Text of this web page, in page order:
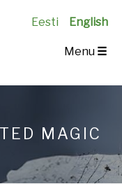
Eesti English
Menu ☰
MAGIC